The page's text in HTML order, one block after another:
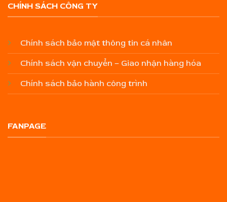
CHÍNH SÁCH CÔNG TY
Chính sách bảo mật thông tin cá nhân
Chính sách vận chuyển – Giao nhận hàng hóa
Chính sách bảo hành công trình
FANPAGE